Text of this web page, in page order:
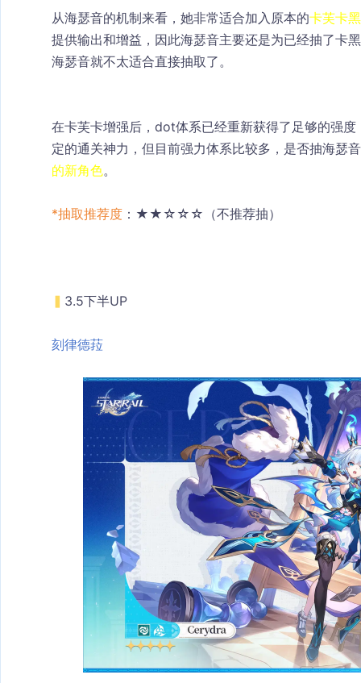
从海瑟音的机制来看，她非常适合加入原本的卡芙卡
提供输出和增益，因此海瑟音主要还是为已经抽了卡
海瑟音就不太适合直接抽取了。
在卡芙卡增强后，dot体系已经重新获得了足够的强
定的通关神力，但目前强力体系比较多，是否抽海瑟
的新角色。
*抽取推荐度 ：★★☆☆☆（不推荐抽）
▍ 3.5下半UP
刻律德菈